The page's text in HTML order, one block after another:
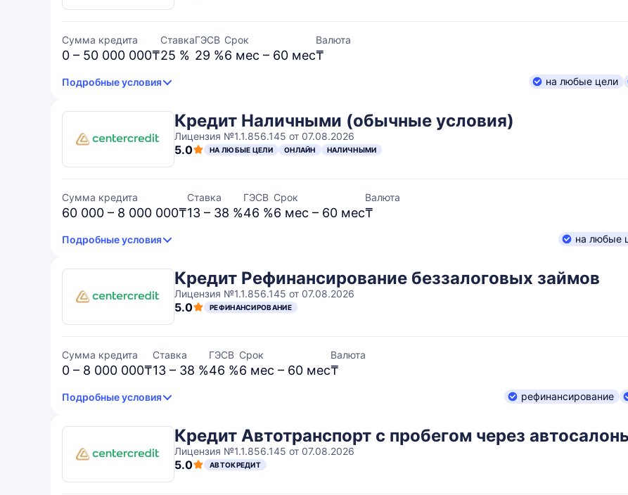
Сумма кредита
0 – 50 000 000₸
Ставка
25 %
ГЭСВ
29 %
Срок
6 мес – 60 мес
Валюта
₸
на любые цели
Подробные условия
Кредит Наличными (обычные условия)
Лицензия №1.1.856.145 от 07.08.2026
5.0 НА ЛЮБЫЕ ЦЕЛИ ОНЛАЙН НАЛИЧНЫМИ
Сумма кредита
60 000 – 8 000 000₸
Ставка
13 – 38 %
ГЭСВ
46 %
Срок
6 мес – 60 мес
Валюта
₸
на любые
Подробные условия
Кредит Рефинансирование беззалоговых займов
Лицензия №1.1.856.145 от 07.08.2026
5.0 РЕФИНАНСИРОВАНИЕ
Сумма кредита
0 – 8 000 000₸
Ставка
13 – 38 %
ГЭСВ
46 %
Срок
6 мес – 60 мес
Валюта
₸
рефинансирование
Подробные условия
Кредит Автотранспорт с пробегом через
Лицензия №1.1.856.145 от 07.08.2026
5.0 АВТОКРЕДИТ